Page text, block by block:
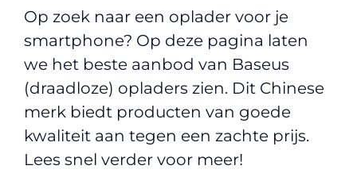
Op zoek naar een oplader voor je
smartphone? Op deze pagina laten
we het beste aanbod van Baseus
(draadloze) opladers zien. Dit Chinese
merk biedt producten van goede
kwaliteit aan tegen een zachte prijs.
Lees snel verder voor meer!